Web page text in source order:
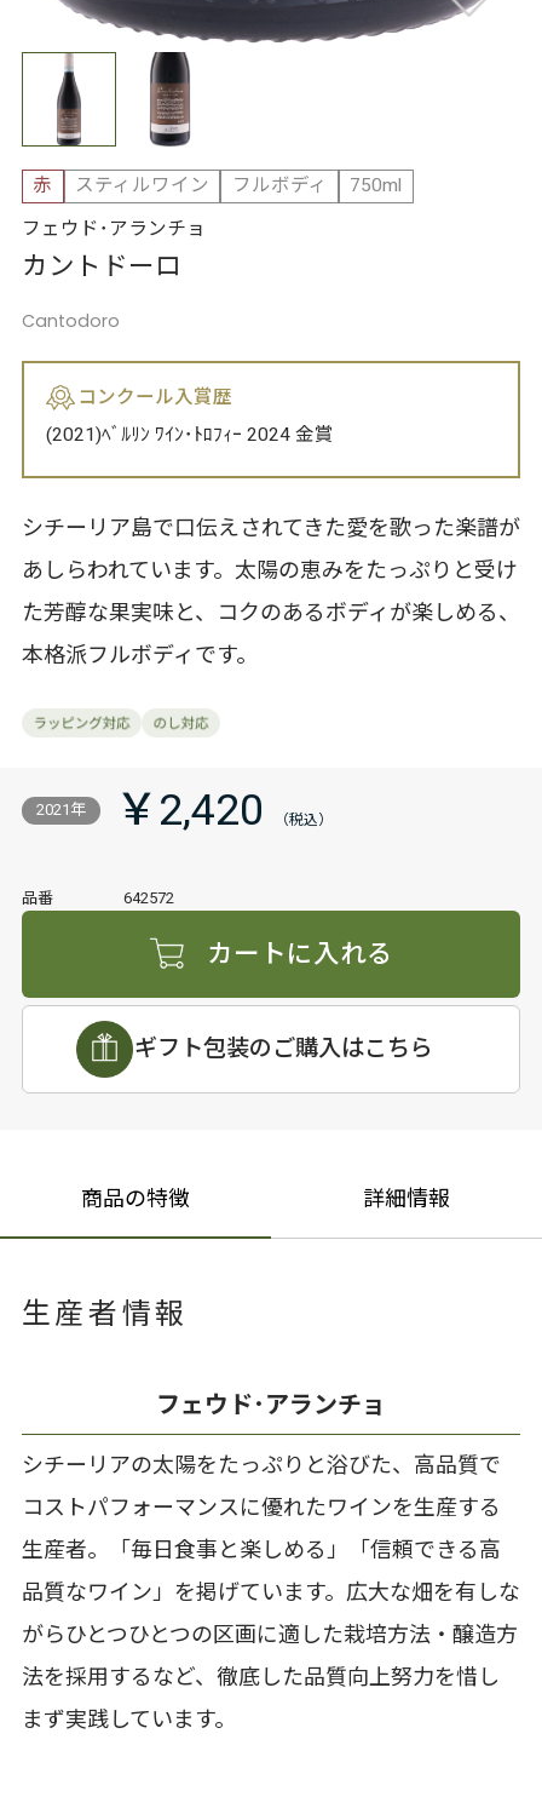
赤 スティルワイン フルボディ
750ml
フェウド･アランチョ
カントドーロ
Cantodoro
コンクール入賞歴
(2021)ﾍﾞﾙﾘﾝ ﾜｲﾝ･ﾄﾛﾌｨｰ 2024 金賞
シチーリア島で口伝えされてきた愛を歌った楽譜が
あしらわれています。太陽の恵みをたっぷりと受け
た芳醇な果実味と、コクのあるボディが楽しめる、
本格派フルボディです。
2021年 ￥2,420
品番 642572
カートに入れる
ギフト包装のご購入はこちら
商品の特徴 詳細情報
生産者情報
フェウド･アランチョ
シチーリアの太陽をたっぷりと浴びた、高品質で
コストパフォーマンスに優れたワインを生産する
生産者。「毎日食事と楽しめる」「信頼できる高
品質なワイン」を掲げています。広大な畑を有しな
がらひとつひとつの区画に適した栽培方法・醸造方
法を採用するなど、徹底した品質向上努力を惜し
まず実践しています。